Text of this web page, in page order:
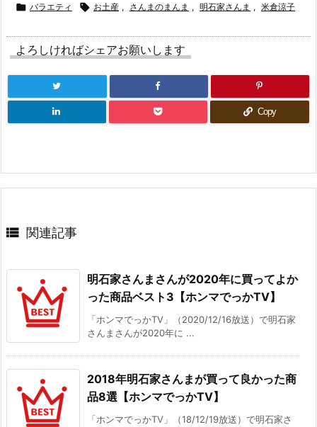
 バラエティ  お土産 , さんまのまんま , 明石家さんま , 米倉涼子
よろしければシェアお願いします
Copy
 関連記事
明石家さんまさんが2020年に買ってよか
った商品ベスト3【ホンマでっかTV】
「ホンマでっかTV」（2020/12/16放送）で明石家
さんまさんが2020年に ...
2018年明石家さんまが買って良かった商
品8選【ホンマでっかTV】
「ホンマでっかTV」（18/12/19放送）で明石家さ